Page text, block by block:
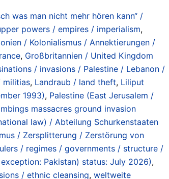
was man nicht mehr hören kann“ /
powers / empires / imperialism,
/ Kolonialismus / Annektierungen /
, Großbritannien / United Kingdom
/ invasions / Palestine / Lebanon /
militias, Landraub / land theft, Liliput
1993), Palestine (East Jerusalem /
massacres ground invasion
law) / Abteilung Schurkenstaaten
/ Zersplitterung / Zerstörung von
/ regimes / governments / structure /
exception: Pakistan) status: July 2026),
/ ethnic cleansing, weltweite